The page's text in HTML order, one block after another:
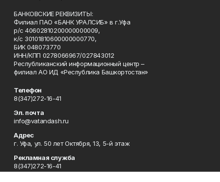
БАНКОВСКИЕ РЕКВИЗИТЫ:
Филиал ПАО «БАНК УРАЛСИБ» в г.Уфа
р/с 40602810200000000009,
к/с 30101810600000000770,
БИК 048073770
ИНН/КПП 0278066967/027843012
Республиканский информационный центр –
филиал АО ИД «Республика Башкортостан»
Телефон
8(347)272-16-41
Эл. почта
info@vatandash.ru
Адрес
г. Уфа, ул. 50 лет Октября, 13, 5-й этаж
Рекламная служба
8(347)272-16-41